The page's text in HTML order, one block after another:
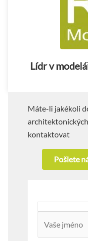
Lídr v
Máte-li jakékoli
kontaktovat
Pošlete